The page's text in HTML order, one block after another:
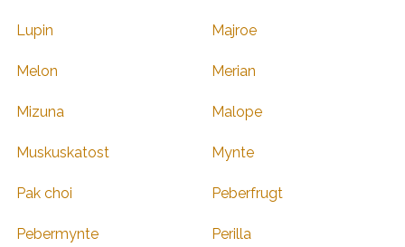
Lupin Majroe
Melon Merian
Mizuna Malope
Muskuskatost Mynte
Pak choi Peberfrugt
Pebermynte Perilla